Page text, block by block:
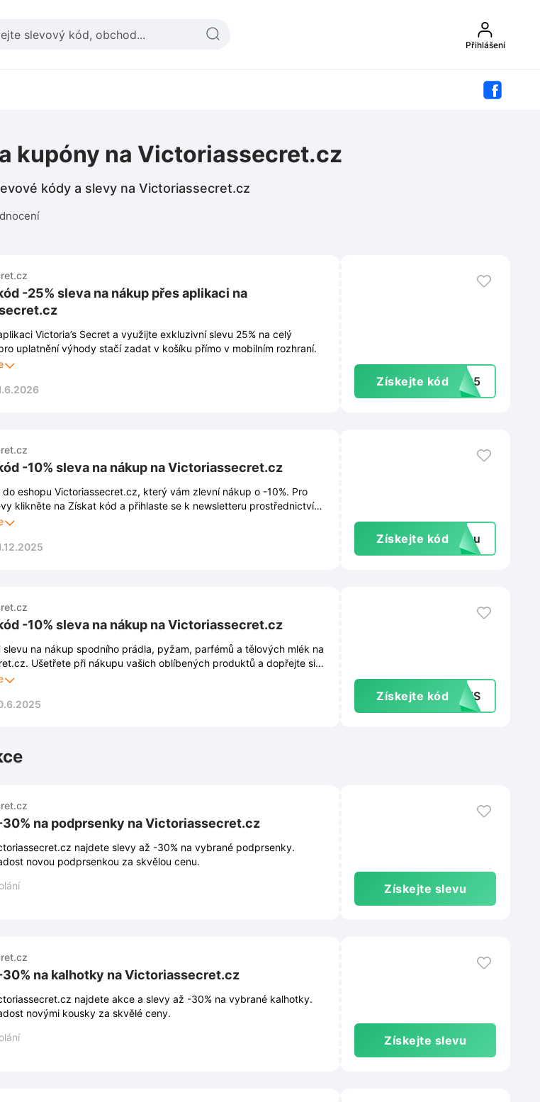
Přihlášení
kupóny na Victoriassecret.cz
kódy a slevy na Victoriassecret.cz
-25% sleva na nákup přes aplikaci na
Victoria’s Secret a využijte exkluzivní slevu 25% na celý
uplatnění výhody stačí zadat v košíku přímo v mobilním rozhraní.
Získejte kódVS25
-10% sleva na nákup na Victoriassecret.cz
eshopu Victoriassecret.cz, který vám zlevní nákup o -10%. Pro
klikněte na Získat kód a přihlaste se k newsletteru prostřednictvím
okna. Díky tomu Vám také neuniknou žádné novinky, slevy ani
Získejte kód extu
-10% sleva na nákup na Victoriassecret.cz
slevu na nákup spodního prádla, pyžam, parfémů a tělových mlék na
Ušetřete při nákupu vašich oblíbených produktů a dopřejte si
Získejte kódSXVS
30% na podprsenky na Victoriassecret.cz
najdete slevy až -30% na vybrané podprsenky.
novou podprsenkou za skvělou cenu.
Získejte slevu
30% na kalhotky na Victoriassecret.cz
najdete akce a slevy až -30% na vybrané kalhotky.
novými kousky za skvělé ceny.
Získejte slevu